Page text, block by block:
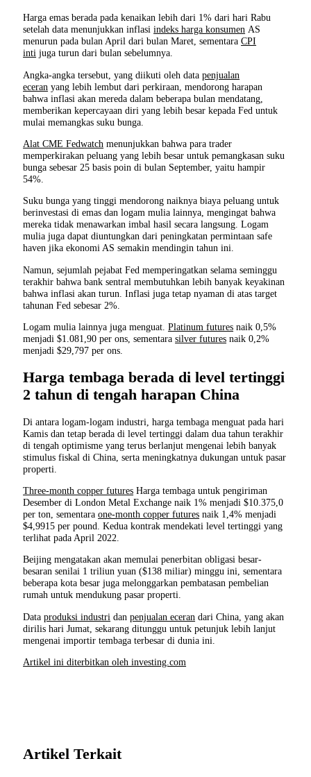
Harga emas berada pada kenaikan lebih dari 1% dari hari Rabu
setelah data menunjukkan inflasiindeks harga konsumen AS
menurun pada bulan April dari bulan Maret, sementaraCPI
inti juga turun dari bulan sebelumnya.
Angka-angka tersebut, yang diikuti oleh datapenjualan
eceran yang lebih lembut dari perkiraan, mendorong harapan
bahwa inflasi akan mereda dalam beberapa bulan mendatang,
memberikan kepercayaan diri yang lebih besar kepada Fed untuk
mulai memangkas suku bunga.
Alat CME Fedwatch menunjukkan bahwa para trader
memperkirakan peluang yang lebih besar untuk pemangkasan suku
bunga sebesar 25 basis poin di bulan September, yaitu hampir
54%.
Suku bunga yang tinggi mendorong naiknya biaya peluang untuk
berinvestasi di emas dan logam mulia lainnya, mengingat bahwa
mereka tidak menawarkan imbal hasil secara langsung. Logam
mulia juga dapat diuntungkan dari peningkatan permintaan safe
haven jika ekonomi AS semakin mendingin tahun ini.
Namun, sejumlah pejabat Fed memperingatkan selama seminggu
terakhir bahwa bank sentral membutuhkan lebih banyak keyakinan
bahwa inflasi akan turun. Inflasi juga tetap nyaman di atas target
tahunan Fed sebesar 2%.
Logam mulia lainnya juga menguat.Platinum futures naik 0,5%
menjadi $1.081,90 per ons, sementarasilver futures naik 0,2%
menjadi $29,797 per ons.
Harga tembaga berada di level tertinggi
2 tahun di tengah harapan China
Di antara logam-logam industri, harga tembaga menguat pada hari
Kamis dan tetap berada di level tertinggi dalam dua tahun terakhir
di tengah optimisme yang terus berlanjut mengenai lebih banyak
stimulus fiskal di China, serta meningkatnya dukungan untuk pasar
properti.
Three-month copper futures Harga tembaga untuk pengiriman
Desember di London Metal Exchange naik 1% menjadi $10.375,0
per ton, sementaraone-month copper futures naik 1,4% menjadi
$4,9915 per pound. Kedua kontrak mendekati level tertinggi yang
terlihat pada April 2022.
Beijing mengatakan akan memulai penerbitan obligasi besar-
besaran senilai 1 triliun yuan ($138 miliar) minggu ini, sementara
beberapa kota besar juga melonggarkan pembatasan pembelian
rumah untuk mendukung pasar properti.
Dataproduksi industri danpenjualan eceran dari China, yang akan
dirilis hari Jumat, sekarang ditunggu untuk petunjuk lebih lanjut
mengenai importir tembaga terbesar di dunia ini.
Artikel ini diterbitkan oleh investing.com
Artikel Terkait